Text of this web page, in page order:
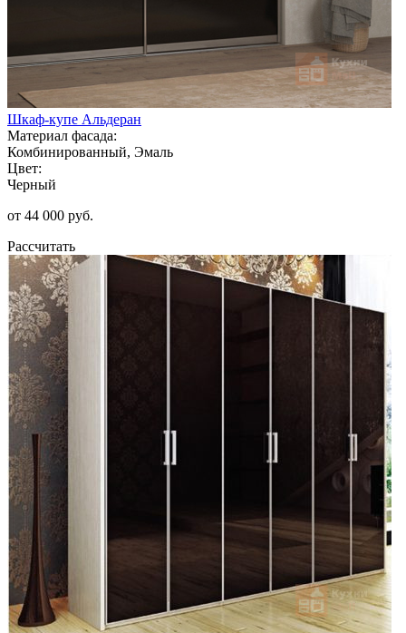
Шкаф-купе Альдеран
Материал фасада:
Комбинированный, Эмаль
Цвет:
Черный
от 44 000 руб.
Рассчитать